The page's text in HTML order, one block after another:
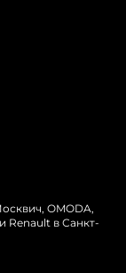
OMODA,
Renault в Санкт-